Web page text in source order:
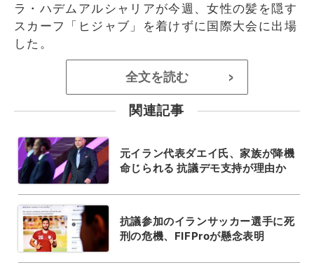
ラ・ハデムアルシャリアが今週、女性の髪を隠す
スカーフ「ヒジャブ」を着けずに国際大会に出場
した。
全文を読む >
関連記事
元イラン代表ダエイ氏、家族が降機
命じられる 抗議デモ支持が理由か
抗議参加のイランサッカー選手に死
刑の危機、FIFProが懸念表明